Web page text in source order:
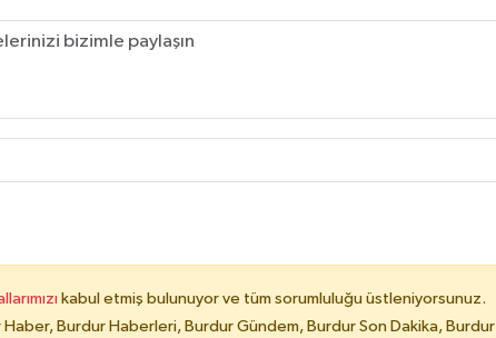
kabul etmiş bulunuyor ve tüm sorumluluğu üstleniyorsunuz.
Haber, Burdur Haberleri, Burdur Gündem, Burdur Son Dakika, Burdur